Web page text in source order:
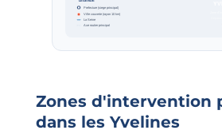
Zones d'intervention
dans les Yvelines